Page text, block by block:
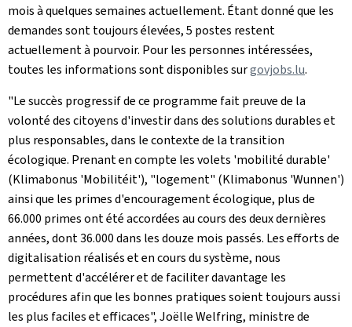
mois à quelques semaines actuellement. Étant donné que les
demandes sont toujours élevées, 5 postes restent
actuellement à pourvoir. Pour les personnes intéressées,
toutes les informations sont disponibles surgovjobs.lu.
"Le succès progressif de ce programme fait preuve de la
volonté des citoyens d'investir dans des solutions durables et
plus responsables, dans le contexte de la transition
écologique. Prenant en compte les volets 'mobilité durable'
(Klimabonus 'Mobilitéit'), "logement" (Klimabonus 'Wunnen')
ainsi que les primes d'encouragement écologique, plus de
66.000 primes ont été accordées au cours des deux dernières
années, dont 36.000 dans les douze mois passés. Les efforts de
digitalisation réalisés et en cours du système, nous
permettent d'accélérer et de faciliter davantage les
procédures afin que les bonnes pratiques soient toujours aussi
les plus faciles et efficaces", Joëlle Welfring, ministre de